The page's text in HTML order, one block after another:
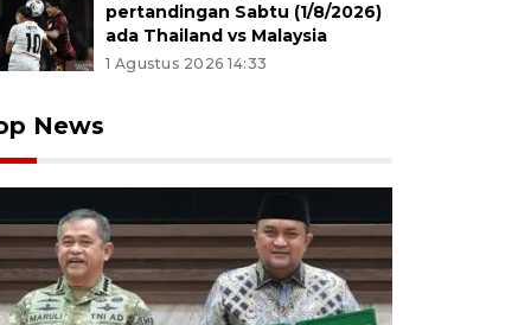
pertandingan Sabtu (1/8/2026)
ada Thailand vs Malaysia
1 Agustus 2026 14:33
News